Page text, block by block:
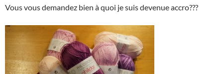
Vous vous demandez bien à quoi je suis devenue accro???